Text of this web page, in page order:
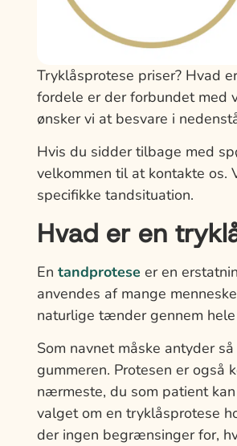
Tryklåsprotese priser? Hvad
fordele er der forbundet med
ønsker vi at besvare i
Hvis du sidder tilbage med
velkommen til at kontakte
specifikke tandsituation.
Hvad er en
En tandprotese er en
anvendes af mange
naturlige tænder gennem
Som navnet måske antyder
gummeren. Protesen er også
nærmeste, du som patient
valget om en tryklåsprotese
der ingen begrænsinger for,